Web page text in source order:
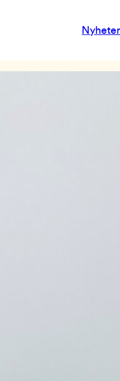
Nyheter